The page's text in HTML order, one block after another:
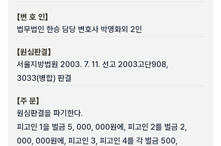
【변 호 인】
법무법인 한승 담당 변호사 박영화외 2인
【원심판결】
서울지방법원 2003. 7. 11. 선고 2003고단908,
3033(병합) 판결
【주 문】
원심판결을 파기한다.
피고인 1을 벌금 5, 000, 000원에, 피고인 2를 벌금 2,
000, 000원에, 피고인 3, 피고인 4를 각 벌금 500,